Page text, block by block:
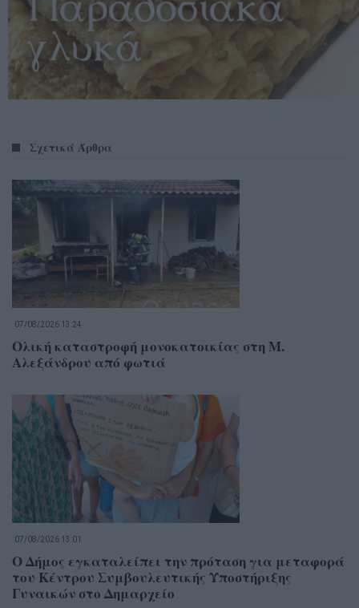
Σχετικά Άρθρα
07/08/2026 13:24
Ολική καταστροφή μονοκατοικίας στη Μ.
Αλεξάνδρου από φωτιά
07/08/2026 13:01
Ο Δήμος εγκαταλείπει την πρόταση για μεταφορά
του Κέντρου Συμβουλευτικής Υποστήριξης
Γυναικών στο Δημαρχείο